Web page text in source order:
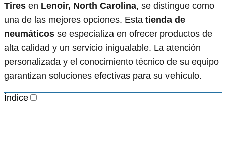
Tires en Lenoir, North Carolina, se distingue como
una de las mejores opciones. Esta tienda de
neumáticos se especializa en ofrecer productos de
alta calidad y un servicio inigualable. La atención
personalizada y el conocimiento técnico de su equipo
garantizan soluciones efectivas para su vehículo.
Índice